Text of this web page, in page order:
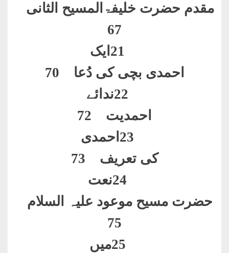
مقدم حضرت خلیفۃالمسیح الثانی
67
21 ایک
احمدی بچی کی دُعا 70
22ندائے
احمدیت 72
23 احمدی
کی تعریف 73
24نعت
حضرت مسیح موعود علیہ السلام
75
25میں